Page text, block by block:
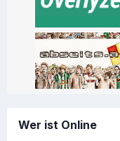
Wer ist Online